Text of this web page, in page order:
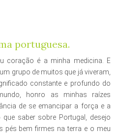
portuguesa.
coração é a minha medicina. E
grupo de muitos que já viveram,
constante e profundo do
honro as minhas raízes
de se emancipar a força e a
saber sobre Portugal, desejo
pés bem firmes na terra e o meu